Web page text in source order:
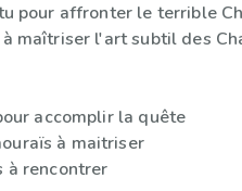
pour affronter le terrible
maîtriser l'art subtil des
accomplir la quête
à maitriser
à rencontrer